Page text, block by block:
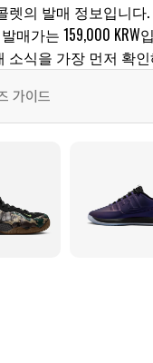
의 발매 정보입니다.
매가는 159,000 KRW
소식을 가장 먼저 확
가이드